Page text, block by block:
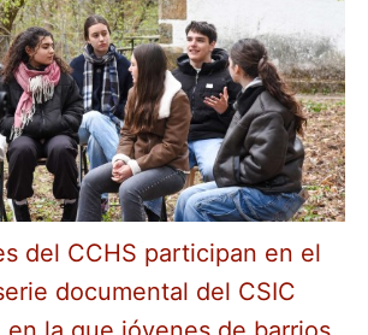
del CCHS participan en el
documental del CSIC